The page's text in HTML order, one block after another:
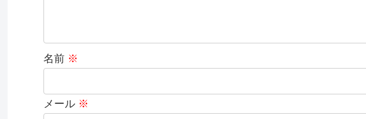
名前 ※
メール ※